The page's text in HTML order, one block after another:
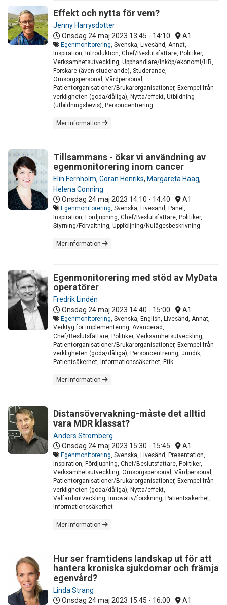
Effekt och nytta för vem?
Jenny Harrysdotter
Onsdag 24 maj 2023 13:45 - 14:10 A1
Egenmonitorering , Svenska, Livesänd, Annat,
Inspiration, Introduktion, Chef/Beslutsfattare, Politiker,
Verksamhetsutveckling, Upphandlare/inköp/ekonomi/HR,
Forskare (även studerande), Studerande,
Omsorgspersonal, Vårdpersonal,
Patientorganisationer/Brukarorganisationer, Exempel från
verkligheten (goda/dåliga), Nytta/effekt, Utbildning
(utbildningsbevis), Personcentrering
Mer information
Tillsammans - ökar vi användning av
egenmonitorering inom cancer
Elin Fernholm, Göran Henriks, Margareta Haag,
Helena Conning
Onsdag 24 maj 2023 14:10 - 14:40 A1
Egenmonitorering , Svenska, Livesänd, Panel,
Inspiration, Fördjupning, Chef/Beslutsfattare, Politiker,
Styrning/Förvaltning, Uppföljning/Nulägesbeskrivning
Mer information
Egenmonitorering med stöd av MyData
operatörer
Fredrik Lindén
Onsdag 24 maj 2023 14:40 - 15:00 A1
Egenmonitorering , Svenska, English, Livesänd, Annat,
Verktyg för implementering, Avancerad,
Chef/Beslutsfattare, Politiker, Verksamhetsutveckling,
Patientorganisationer/Brukarorganisationer, Exempel från
verkligheten (goda/dåliga), Personcentrering, Juridik,
Patientsäkerhet, Informationssäkerhet, Etik
Mer information
Distansövervakning-måste det alltid
vara MDR klassat?
Anders Strömberg
Onsdag 24 maj 2023 15:30 - 15:45 A1
Egenmonitorering , Svenska, Livesänd, Presentation,
Inspiration, Fördjupning, Chef/Beslutsfattare, Politiker,
Verksamhetsutveckling, Omsorgspersonal, Vårdpersonal,
Patientorganisationer/Brukarorganisationer, Exempel från
verkligheten (goda/dåliga), Nytta/effekt,
Välfärdsutveckling, Innovativ/forskning, Patientsäkerhet,
Informationssäkerhet
Mer information
Hur ser framtidens landskap ut för att
hantera kroniska sjukdomar och främja
egenvård?
Linda Strang
Onsdag 24 maj 2023 15:45 - 16:00 A1